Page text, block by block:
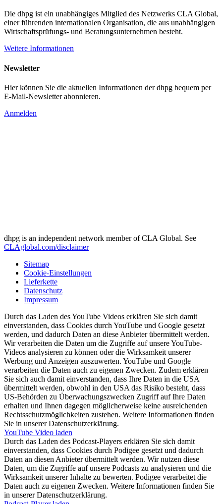
Die dhpg ist ein unabhängiges Mitglied des Netzwerks CLA Global,
einer führenden internationalen Organisation, die aus unabhängigen
Wirtschaftsprüfungs- und Beratungsunternehmen besteht.
Weitere Informationen
Newsletter
Hier können Sie die aktuellen Informationen der dhpg bequem per
E-Mail-Newsletter abonnieren.
Anmelden
dhpg is an independent network member of CLA Global. See
CLAglobal.com/disclaimer
Sitemap
Cookie-Einstellungen
Lieferkette
Datenschutz
Impressum
Durch das Laden des YouTube Videos erklären Sie sich damit
einverstanden, dass Cookies durch YouTube und Google gesetzt
werden, und dadurch Daten an diese Anbieter übermittelt werden.
Wir verarbeiten die Daten um die Zugriffe auf unsere YouTube-
Videos analysieren zu können oder die Wirksamkeit unserer
Werbung und Anzeigen auszuwerten. YouTube und Google
verarbeiten die Daten auch zu eigenen Zwecken. Zudem erklären
Sie sich auch damit einverstanden, dass Ihre Daten in die USA
übermittelt werden, obwohl in den USA das Risiko besteht, dass
US-Behörden zu Überwachungszwecken Zugriff auf Ihre Daten
erhalten und Ihnen dagegen möglicherweise keine ausreichenden
Rechtsschutzmöglichkeiten zustehen. Weitere Informationen finden
Sie in unserer Datenschutzerklärung.
YouTube Video laden
Durch das Laden des Podcast-Players erklären Sie sich damit
einverstanden, dass Cookies durch Podigee gesetzt und dadurch
Daten an diesen Anbieter übermittelt werden. Wir nutzen diese
Daten, um die Zugriffe auf unsere Podcasts zu analysieren und die
Wirksamkeit unserer Inhalte zu bewerten. Podigee verarbeitet die
Daten auch zu eigenen Zwecken. Weitere Informationen finden Sie
in unserer Datenschutzerklärung.